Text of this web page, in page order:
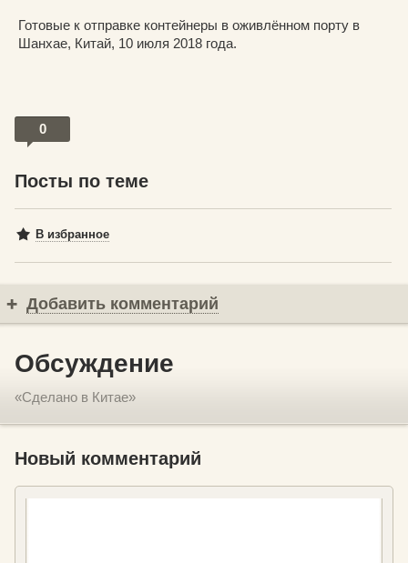
Готовые к отправке контейнеры в оживлённом порту в
Шанхае, Китай, 10 июля 2018 года.
0
Посты по теме
В избранное
Добавить комментарий
Обсуждение
«Сделано в Китае»
Новый комментарий